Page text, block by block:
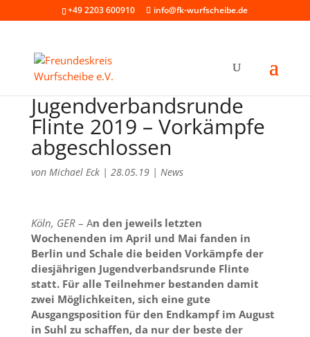
+49 2203 600910 info@fk-wurfscheibe.de
Jugendverbandsrunde
Flinte 2019 – Vorkämpfe
abgeschlossen
von Michael Eck| 28.05.19| News
Köln, GER– An den jeweils letzten
Wochenenden im April und Mai fanden in
Berlin und Schale die beiden Vorkämpfe der
diesjährigen Jugendverbandsrunde Flinte
statt. Für alle Teilnehmer bestanden damit
zwei Möglichkeiten, sich eine gute
Ausgangsposition für den Endkampf im August
in Suhl zu schaffen, da nur der beste der